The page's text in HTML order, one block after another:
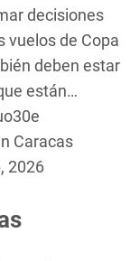
decisiones
vuelos de Copa
deben estar
están…
Caracas
2026